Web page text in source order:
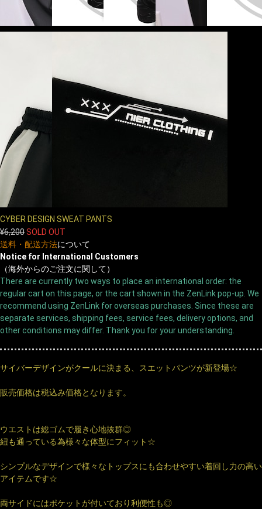
CYBER DESIGN SWEAT PANTS
¥6,200SOLD OUT
送料・配送方法について
Notice for International Customers
（海外からのご注文に関して）
There are currently two ways to place an international order: the
regular cart on this page, or the cart shown in the ZenLink pop-up. We
recommend using ZenLink for overseas purchases. Since these are
separate services, shipping fees, service fees, delivery options, and
other conditions may differ. Thank you for your understanding.
サイバーデザインがクールに決まる、スエットパンツが新登場☆
販売価格は税込み価格となります。
ウエストは総ゴムで履き心地抜群◎
紐も通っている為様々な体型にフィット☆
シンプルなデザインで様々なトップスにも合わせやすい着回し力の高い
アイテムです☆
両サイドにはポケットが付いており利便性も◎